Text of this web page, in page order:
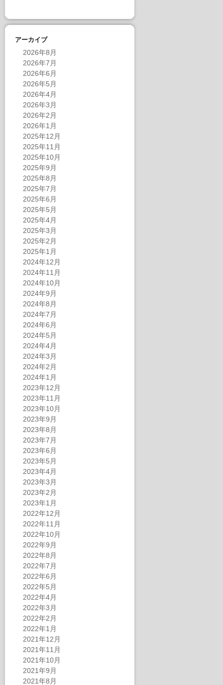
アーカイブ
2026年8月
2026年7月
2026年6月
2026年5月
2026年4月
2026年3月
2026年2月
2026年1月
2025年12月
2025年11月
2025年10月
2025年9月
2025年8月
2025年7月
2025年6月
2025年5月
2025年4月
2025年3月
2025年2月
2025年1月
2024年12月
2024年11月
2024年10月
2024年9月
2024年8月
2024年7月
2024年6月
2024年5月
2024年4月
2024年3月
2024年2月
2024年1月
2023年12月
2023年11月
2023年10月
2023年9月
2023年8月
2023年7月
2023年6月
2023年5月
2023年4月
2023年3月
2023年2月
2023年1月
2022年12月
2022年11月
2022年10月
2022年9月
2022年8月
2022年7月
2022年6月
2022年5月
2022年4月
2022年3月
2022年2月
2022年1月
2021年12月
2021年11月
2021年10月
2021年9月
2021年8月